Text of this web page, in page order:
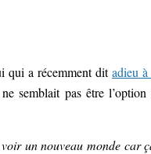
qui a récemment ditadieu
semblait pas être l’option
un nouveau monde car